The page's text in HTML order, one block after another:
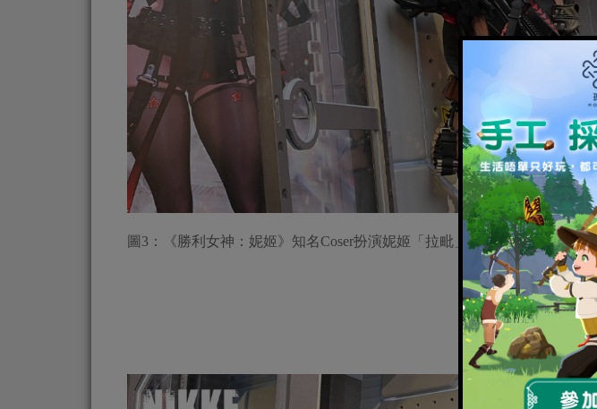
圖3：《勝利女神：妮姬》知名Coser扮演妮姬「拉毗」